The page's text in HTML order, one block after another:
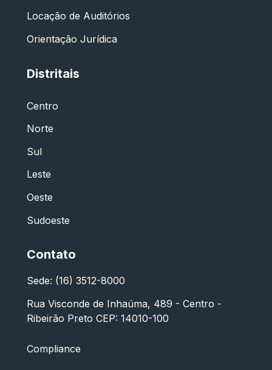
Locação de Auditórios
Orientação Jurídica
Distritais
Centro
Norte
Sul
Leste
Oeste
Sudoeste
Contato
Sede: (16) 3512-8000
Rua Visconde de Inhaúma, 489 - Centro -
Ribeirão Preto CEP: 14010-100
Compliance